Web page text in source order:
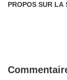
PROPOS SUR LA